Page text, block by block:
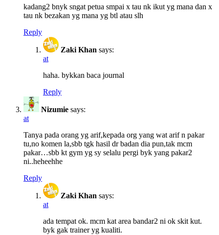
kadang2 bnyk sngat petua smpai x tau nk ikut yg mana dan x
tau nk bezakan yg mana yg btl atau slh
Reply
Zaki Khan says:
at
haha. bykkan baca journal
Reply
Nizumie says:
at
Tanya pada orang yg arif,kepada org yang wat arif n pakar
tu,no komen la,sbb tgk hasil dr badan dia pun,tak mcm
pakar…sbb kt gym yg sy selalu pergi byk yang pakar2
ni..heheehhe
Reply
Zaki Khan says:
at
ada tempat ok. mcm kat area bandar2 ni ok skit kut.
byk gak trainer yg kualiti.